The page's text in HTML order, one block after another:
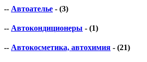
-- Автоателье - (3)
-- Автокондиционеры - (1)
-- Автокосметика, автохимия - (21)